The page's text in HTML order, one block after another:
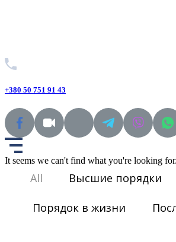
+380 50 751 91 43
It seems we can't find what you're looking for.
All Высшие порядки
Порядок в жизни